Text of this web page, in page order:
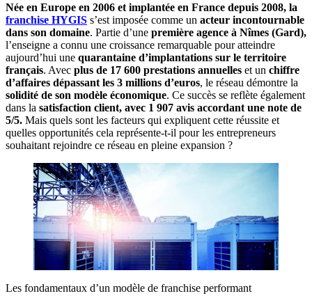
Née en Europe en 2006 et implantée en France depuis 2008, la
franchise HYGIS s’est imposée comme un acteur incontournable
dans son domaine. Partie d’une première agence à Nîmes (Gard),
l’enseigne a connu une croissance remarquable pour atteindre
aujourd’hui une quarantaine d’implantations sur le territoire
français. Avec plus de 17 600 prestations annuelles et un chiffre
d’affaires dépassant les 3 millions d’euros, le réseau démontre la
solidité de son modèle économique. Ce succès se reflète également
dans la satisfaction client, avec 1 907 avis accordant une note de
5/5. Mais quels sont les facteurs qui expliquent cette réussite et
quelles opportunités cela représente-t-il pour les entrepreneurs
souhaitant rejoindre ce réseau en pleine expansion ?
Les fondamentaux d’un modèle de franchise performant